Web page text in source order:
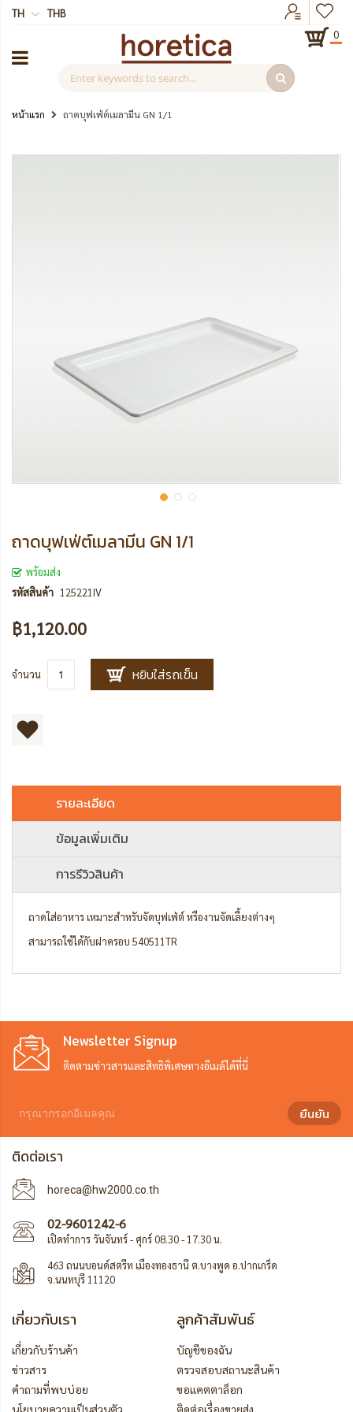
TH
THB
0
หน้าแรก ถาดบุฟเฟ่ต์เมลามีน GN 1/1
ถาดบุฟเฟ่ต์เมลามีน GN 1/1
พร้อมส่ง
รหัสสินค้า 125221IV
฿1,120.00
จำนวน หยิบใส่รถเข็น
รายละเอียด
ข้อมูลเพิ่มเติม
การรีวิวสินค้า
ถาดใส่อาหาร เหมาะสำหรับจัดบุฟเฟ่ต์ หรืองานจัดเลี้ยงต่างๆ
สามารถใช้ได้กับฝาครอบ 540511TR
Newsletter Signup
ติดตามข่าวสารและสิทธิพิเศษทางอีเมล์ได้ที่นี่
ยืนยัน
ติดต่อเรา
horeca@hw2000.co.th
02-9601242-6
เปิดทำการ วันจันทร์ - ศุกร์ 08.30 - 17.30 น.
463 ถนนบอนด์สตรีท เมืองทองธานี ต.บางพูด อ.ปากเกร็ด
จ.นนทบุรี 11120
เกี่ยวกับเรา
เกี่ยวกับร้านค้า
ข่าวสาร
คำถามที่พบบ่อย
นโยบายความเป็นส่วนตัว
ลูกค้าสัมพันธ์
บัญชีของฉัน
ตรวจสอบสถานะสินค้า
ขอแคตตาล็อก
ติดต่อเรื่องขายส่ง